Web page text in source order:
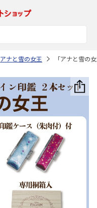
アナと雪の女王 「アナと雪の